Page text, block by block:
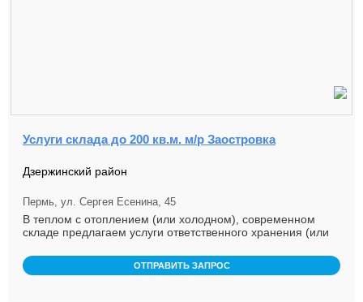
Услуги склада до 200 кв.м. м/р Заостровка
Дзержинский район
Пермь, ул. Сергея Есенина, 45
В теплом с отоплением (или холодном), современном
складе предлагаем услуги ответственного хранения (или
ОТПРАВИТЬ ЗАПРОС